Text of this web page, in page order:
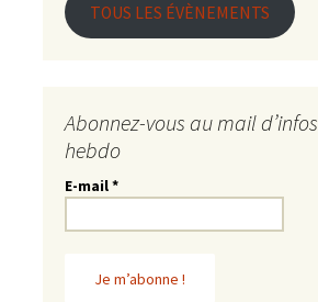
TOUS LES ÉVÈNEMENTS
Abonnez-vous au mail d’infos
hebdo
E-mail*